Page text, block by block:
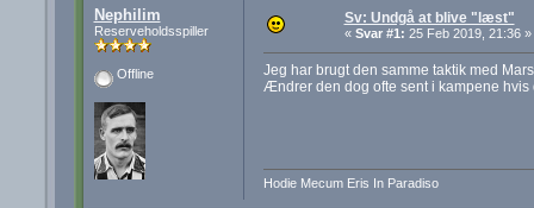
Nephilim
Reserveholdsspiller
Offline
Sv: Undgå at blive "læst"
« Svar #1: 25 Feb 2019, 21:36 »
Jeg har brugt den samme taktik med
Ændrer den dog ofte sent i kampene hvis
Hodie Mecum Eris In Paradiso